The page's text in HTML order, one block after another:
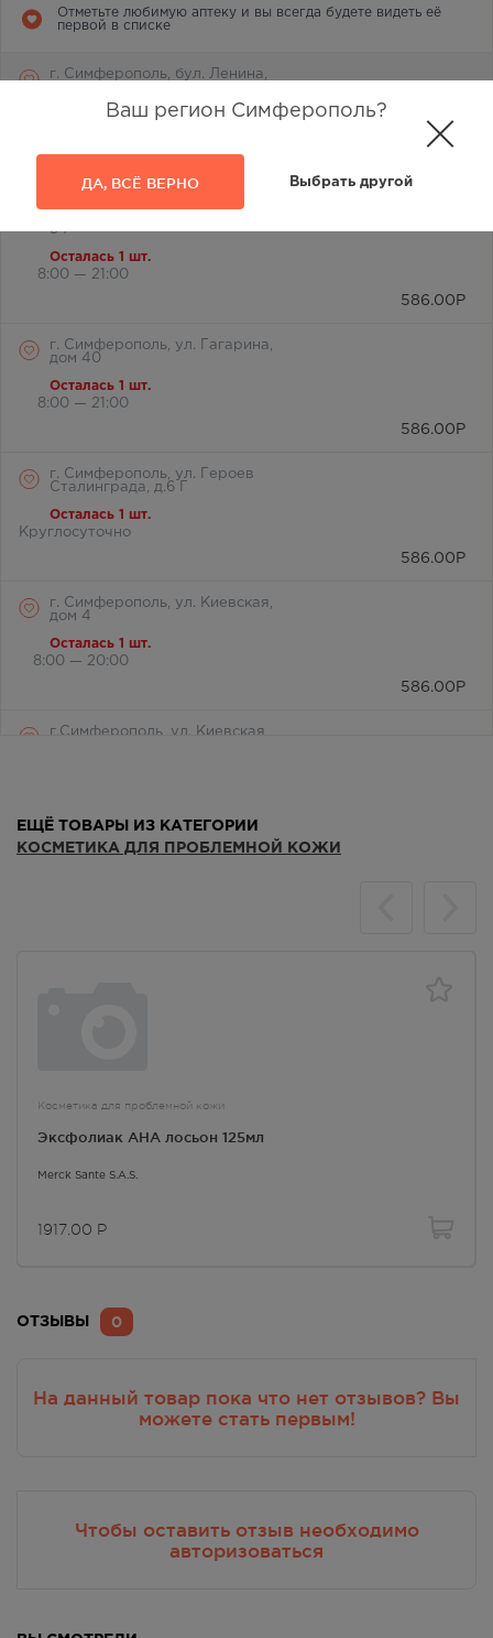
Ваш регион Симферополь?
ДА, ВСЁ ВЕРНО Выбрать другой
Отметьте любимую аптеку и вы всегда будете видеть её
первой в списке
г. Симферополь, бул. Ленина,
(напротив перехода)
34
Осталась 1 шт.
8:00 — 21:00
586.00 Р
г. Симферополь, ул. Гагарина,
дом 40
Осталась 1 шт.
8:00 — 21:00
586.00 Р
г. Симферополь, ул. Героев
Сталинграда, д.6 Г
Осталась 1 шт.
Круглосуточно
586.00 Р
г. Симферополь, ул. Киевская,
дом 4
Осталась 1 шт.
8:00 — 20:00
586.00 Р
г.Симферополь, ул. Киевская,
ЕЩЁ ТОВАРЫ ИЗ КАТЕГОРИИ
КОСМЕТИКА ДЛЯ ПРОБЛЕМНОЙ КОЖИ
Косметика для проблемной кожи
Эксфолиак AHA лосьон 125мл
Merck Sante S.A.S.
1917.00 Р
0
ОТЗЫВЫ
Чтобы оставить отзыв необходимо
авторизоваться
На данный товар пока что нет отзывов? Вы
можете стать первым!